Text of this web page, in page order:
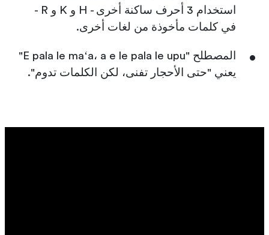
استخدام 3 أحرف ساكنة أخرى - H و K و R -
في كلمات مأخوذة من لغات أخرى.
المصطلح "E pala le maʻa، a e le pala le upu"
يعني "حتى الأحجار تفنى، لكن الكلمات تدوم".